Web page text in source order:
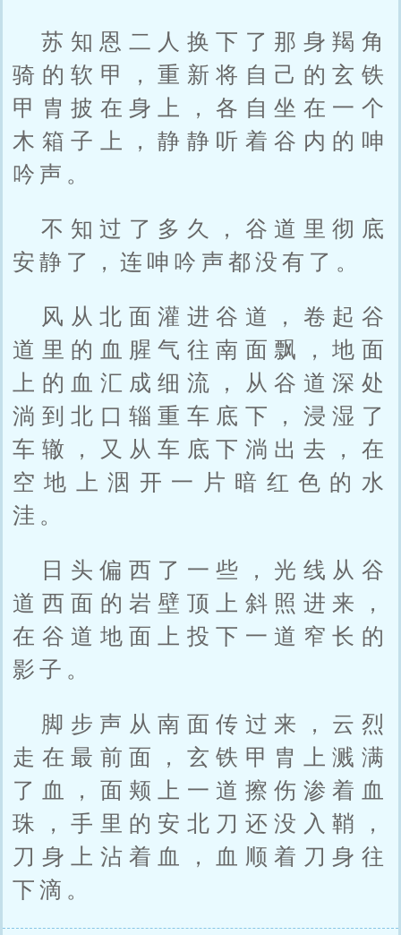
苏知恩二人换下了那身羯角
骑的软甲，重新将自己的玄铁
甲胄披在身上，各自坐在一个
木箱子上，静静听着谷内的呻
吟声。
不知过了多久，谷道里彻底
安静了，连呻吟声都没有了。
风从北面灌进谷道，卷起谷
道里的血腥气往南面飘，地面
上的血汇成细流，从谷道深处
淌到北口辎重车底下，浸湿了
车辙，又从车底下淌出去，在
空地上洇开一片暗红色的水
洼。
日头偏西了一些，光线从谷
道西面的岩壁顶上斜照进来，
在谷道地面上投下一道窄长的
影子。
脚步声从南面传过来，云烈
走在最前面，玄铁甲胄上溅满
了血，面颊上一道擦伤渗着血
珠，手里的安北刀还没入鞘，
刀身上沾着血，血顺着刀身往
下滴。